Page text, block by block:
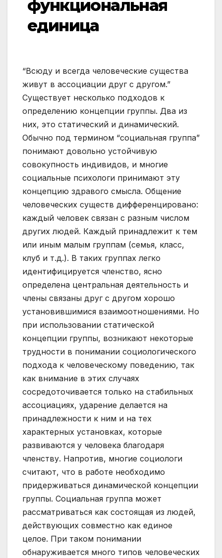
функциональная
единица
“Всюду и всегда человеческие существа
живут в ассоциации друг с другом.”
Существует несколько подходов к
определению концепции группы. Два из
них, это статический и динамический.
Обычно под термином “социальная группа”
понимают довольно устойчивую
совокупность индивидов, и многие
социальные психологи принимают эту
концепцию здравого смысла. Общение
человеческих существ дифференцировано:
каждый человек связан с разным числом
других людей. Каждый принадлежит к тем
или иным малым группам (семья, класс,
клуб и т.д.). В таких группах легко
идентифицируется членство, ясно
определена центральная деятельность и
члены связаны друг с другом хорошо
установившимися взаимоотношениями. Но
при использовании статической
концепции группы, возникают некоторые
трудности в понимании социологического
подхода к человеческому поведению, так
как внимание в этих случаях
сосредоточивается только на стабильных
ассоциациях, ударение делается на
принадлежности к ним и на тех
характерных установках, которые
развиваются у человека благодаря
членству. Напротив, многие социологи
считают, что в работе необходимо
придерживаться динамической концепции
группы. Социальная группа может
рассматриваться как состоящая из людей,
действующих совместно как единое
целое. При таком понимании
обнаруживается много типов человеческих